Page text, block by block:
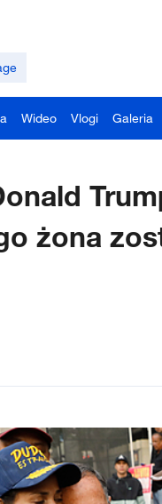
Wideo Vlogi Galeria
żona